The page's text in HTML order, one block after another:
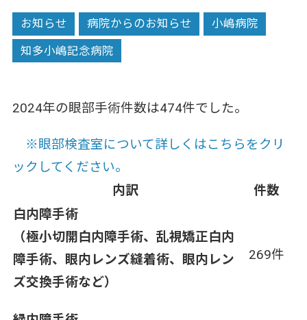
お知らせ 病院からのお知らせ 小嶋病院
知多小嶋記念病院
2024年の眼部手術件数は474件でした。
※眼部検査室について詳しくはこちらをクリ
ックしてください。
内訳
件数
白内障手術
（極小切開白内障手術、乱視矯正白内
障手術、眼内レンズ縫着術、眼内レン
ズ交換手術など）
269件